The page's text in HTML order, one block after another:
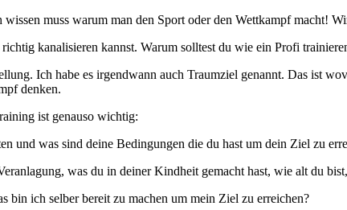
muss warum man den Sport oder den Wettkampf macht!
kanalisieren kannst. Warum solltest du wie ein Profi
Ich habe es irgendwann auch Traumziel genannt. Das ist
denken.
ist genauso wichtig:
und was sind deine Bedingungen die du hast um dein Ziel zu
was du in deiner Kindheit gemacht hast, wie alt du
bin ich selber bereit zu machen um mein Ziel zu erreichen?